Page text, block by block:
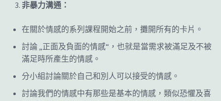
非暴力溝通：
在關於情感的系列課程開始之前，攤開所有的卡片。
討論„正面及負面的情感“ ，也就是當需求被滿足及不被
滿足時所產生的情感。
分小組討論關於自己和別人可以接受的情感。
討論我們的情感中有那些是基本的情感，類似恐懼及喜